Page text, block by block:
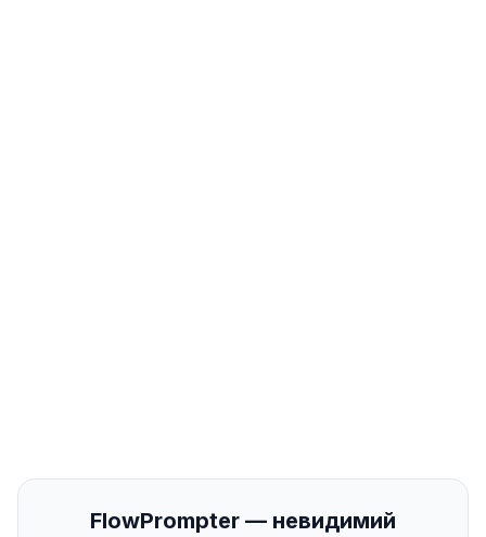
FlowPrompter — невидимий